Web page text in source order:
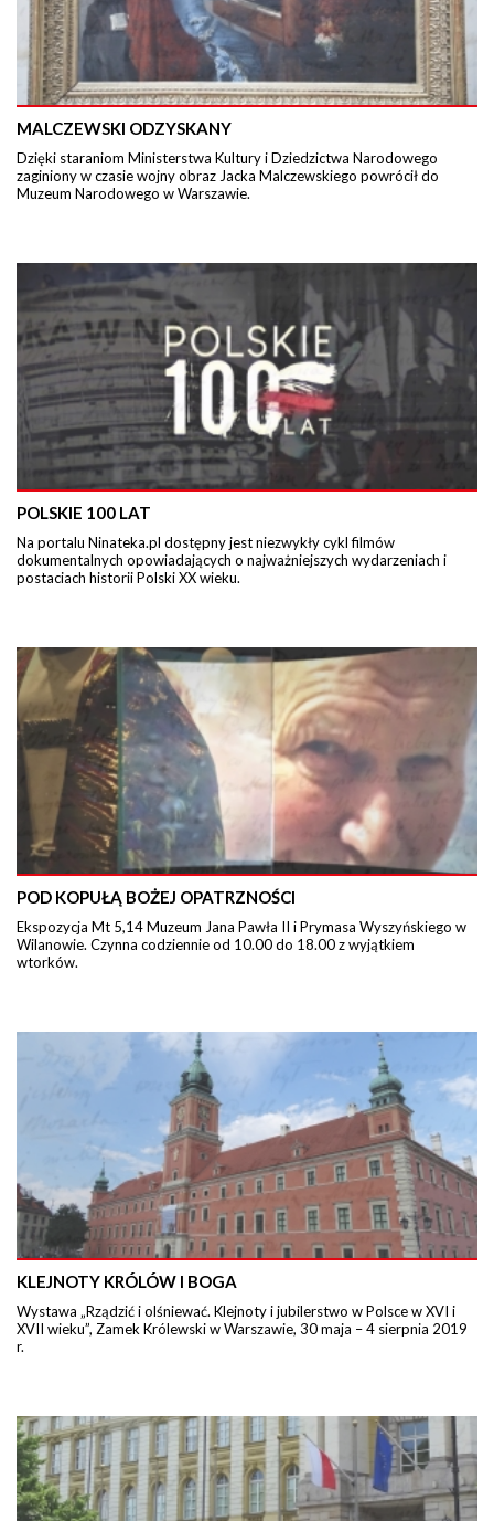
MALCZEWSKI ODZYSKANY
Dzięki staraniom Ministerstwa Kultury i Dziedzictwa Narodowego
zaginiony w czasie wojny obraz Jacka Malczewskiego powrócił do
Muzeum Narodowego w Warszawie.
POLSKIE 100 LAT
Na portalu Ninateka.pl dostępny jest niezwykły cykl filmów
dokumentalnych opowiadających o najważniejszych wydarzeniach i
postaciach historii Polski XX wieku.
POD KOPUŁĄ BOŻEJ OPATRZNOŚCI
Ekspozycja Mt 5,14 Muzeum Jana Pawła II i Prymasa Wyszyńskiego w
Wilanowie. Czynna codziennie od 10.00 do 18.00 z wyjątkiem
wtorków.
KLEJNOTY KRÓLÓW I BOGA
Wystawa „Rządzić i olśniewać. Klejnoty i jubilerstwo w Polsce w XVI i
XVII wieku”, Zamek Królewski w Warszawie, 30 maja – 4 sierpnia 2019
r.